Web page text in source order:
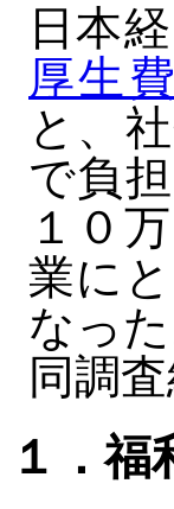
日本
厚生
と、
で負
１０
業に
なった
同調
１．福